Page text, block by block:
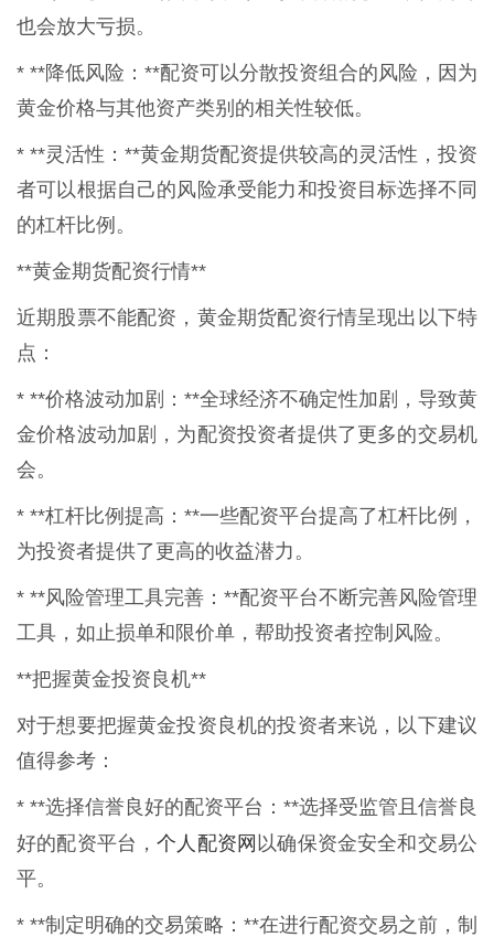
也会放大亏损。
* **降低风险：**配资可以分散投资组合的风险，因为
黄金价格与其他资产类别的相关性较低。
* **灵活性：**黄金期货配资提供较高的灵活性，投资
者可以根据自己的风险承受能力和投资目标选择不同
的杠杆比例。
**黄金期货配资行情**
近期股票不能配资，黄金期货配资行情呈现出以下特
点：
* **价格波动加剧：**全球经济不确定性加剧，导致黄
金价格波动加剧，为配资投资者提供了更多的交易机
会。
* **杠杆比例提高：**一些配资平台提高了杠杆比例，
为投资者提供了更高的收益潜力。
* **风险管理工具完善：**配资平台不断完善风险管理
工具，如止损单和限价单，帮助投资者控制风险。
**把握黄金投资良机**
对于想要把握黄金投资良机的投资者来说，以下建议
值得参考：
* **选择信誉良好的配资平台：**选择受监管且信誉良
好的配资平台，个人配资网 以确保资金安全和交易公
平。
* **制定明确的交易策略：**在进行配资交易之前，制